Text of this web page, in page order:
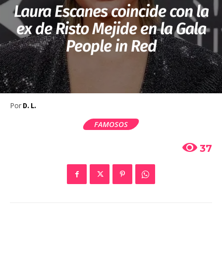
Laura Escanes coincide con la
ex de Risto Mejide en la Gala
People in Red
Por D. L.
FAMOSOS
37